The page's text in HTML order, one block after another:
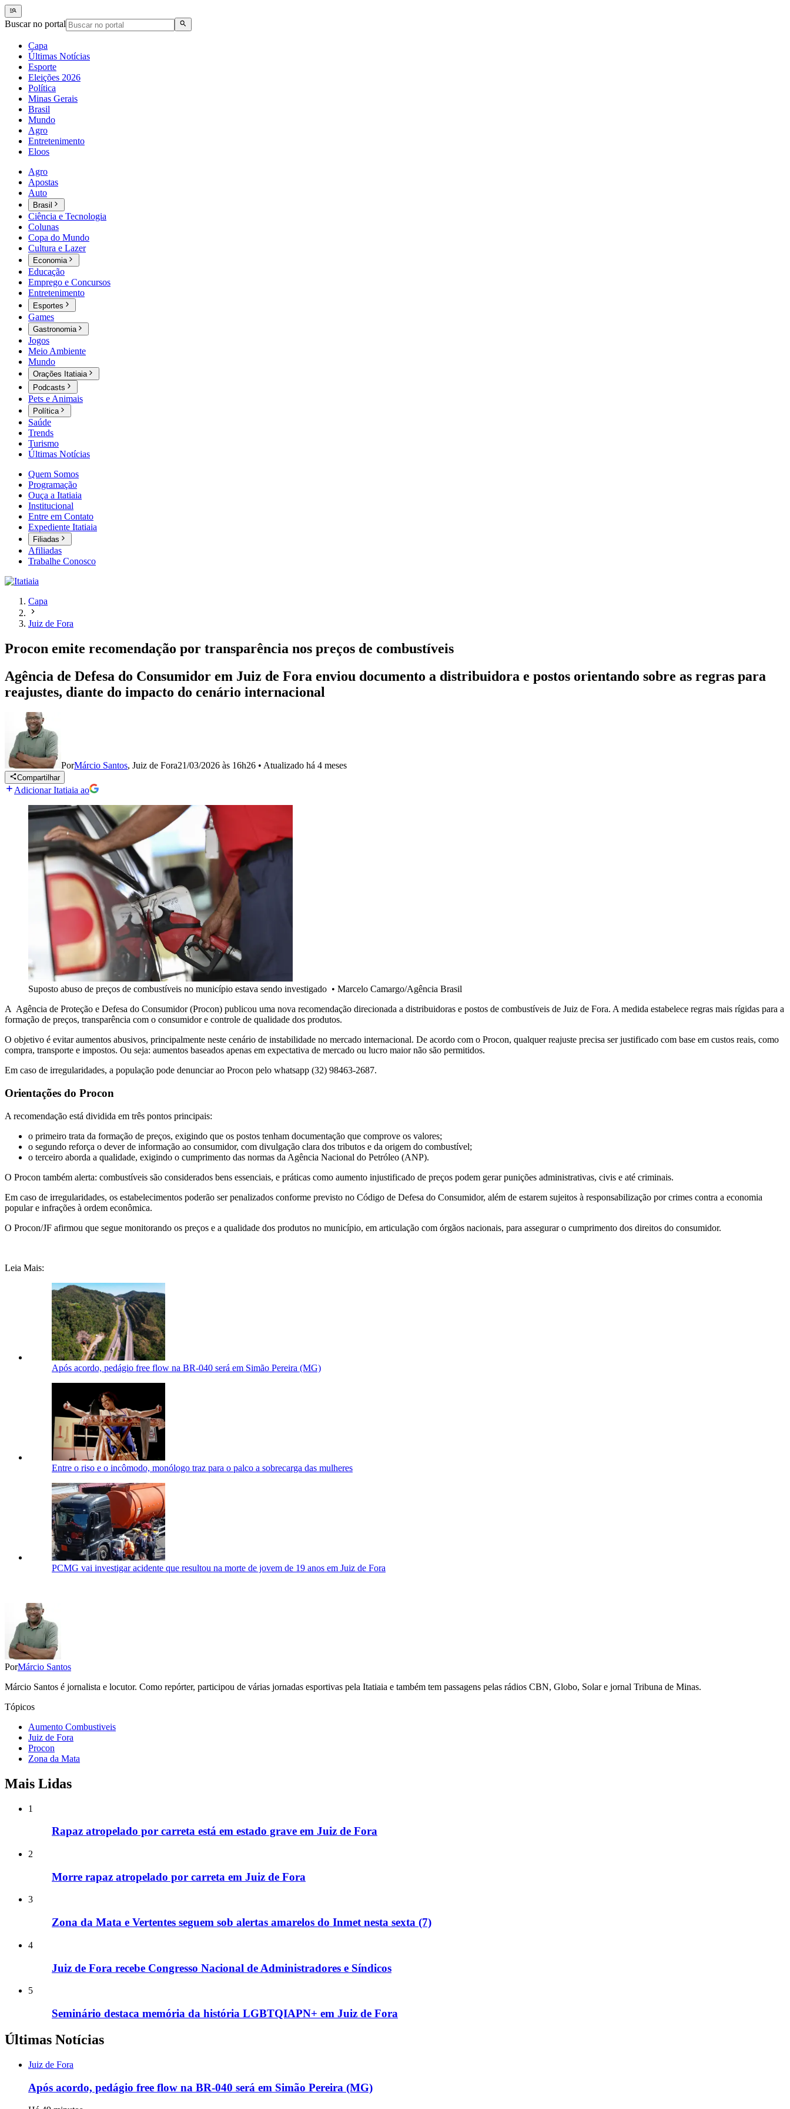
Buscar no portal
Capa
Últimas Notícias
Esporte
Eleições 2026
Política
Minas Gerais
Brasil
Mundo
Agro
Entretenimento
Eloos
Agro
Apostas
Auto
Brasil
Ciência e Tecnologia
Colunas
Copa do Mundo
Cultura e Lazer
Economia
Educação
Emprego e Concursos
Entretenimento
Esportes
Games
Gastronomia
Jogos
Meio Ambiente
Mundo
Orações Itatiaia
Podcasts
Pets e Animais
Política
Saúde
Trends
Turismo
Últimas Notícias
Quem Somos
Programação
Ouça a Itatiaia
Institucional
Entre em Contato
Expediente Itatiaia
Filiadas
Afiliadas
Trabalhe Conosco
Capa
Juiz de Fora
Procon emite recomendação por transparência nos preços de combustíveis
Agência de Defesa do Consumidor em Juiz de Fora enviou documento a distribuidora e postos orientando sobre as regras para
reajustes, diante do impacto do cenário internacional
PorMárcio Santos, Juiz de Fora21/03/2026 às 16h26 • Atualizado há 4 meses
Compartilhar
Adicionar Itatiaia ao
Suposto abuso de preços de combustíveis no município estava sendo investigado • Marcelo Camargo/Agência Brasil
A Agência de Proteção e Defesa do Consumidor (Procon) publicou uma nova recomendação direcionada a distribuidoras e postos de combustíveis de Juiz de Fora. A medida estabelece regras mais rígidas para a
formação de preços, transparência com o consumidor e controle de qualidade dos produtos.
O objetivo é evitar aumentos abusivos, principalmente neste cenário de instabilidade no mercado internacional. De acordo com o Procon, qualquer reajuste precisa ser justificado com base em custos reais, como
compra, transporte e impostos. Ou seja: aumentos baseados apenas em expectativa de mercado ou lucro maior não são permitidos.
Em caso de irregularidades, a população pode denunciar ao Procon pelo whatsapp (32) 98463-2687.
Orientações do Procon
A recomendação está dividida em três pontos principais:
o primeiro trata da formação de preços, exigindo que os postos tenham documentação que comprove os valores;
o segundo reforça o dever de informação ao consumidor, com divulgação clara dos tributos e da origem do combustível;
o terceiro aborda a qualidade, exigindo o cumprimento das normas da Agência Nacional do Petróleo (ANP).
O Procon também alerta: combustíveis são considerados bens essenciais, e práticas como aumento injustificado de preços podem gerar punições administrativas, civis e até criminais.
Em caso de irregularidades, os estabelecimentos poderão ser penalizados conforme previsto no Código de Defesa do Consumidor, além de estarem sujeitos à responsabilização por crimes contra a economia
popular e infrações à ordem econômica.
O Procon/JF afirmou que segue monitorando os preços e a qualidade dos produtos no município, em articulação com órgãos nacionais, para assegurar o cumprimento dos direitos do consumidor.
Leia Mais:
Após acordo, pedágio free flow na BR-040 será em Simão Pereira (MG)
Entre o riso e o incômodo, monólogo traz para o palco a sobrecarga das mulheres
PCMG vai investigar acidente que resultou na morte de jovem de 19 anos em Juiz de Fora
PorMárcio Santos
Márcio Santos é jornalista e locutor. Como repórter, participou de várias jornadas esportivas pela Itatiaia e também tem passagens pelas rádios CBN, Globo, Solar e jornal Tribuna de Minas.
Tópicos
Aumento Combustiveis
Juiz de Fora
Procon
Zona da Mata
Mais Lidas
1
Rapaz atropelado por carreta está em estado grave em Juiz de Fora
2
Morre rapaz atropelado por carreta em Juiz de Fora
3
Zona da Mata e Vertentes seguem sob alertas amarelos do Inmet nesta sexta (7)
4
Juiz de Fora recebe Congresso Nacional de Administradores e Síndicos
5
Seminário destaca memória da história LGBTQIAPN+ em Juiz de Fora
Últimas Notícias
Juiz de Fora
Após acordo, pedágio free flow na BR-040 será em Simão Pereira (MG)